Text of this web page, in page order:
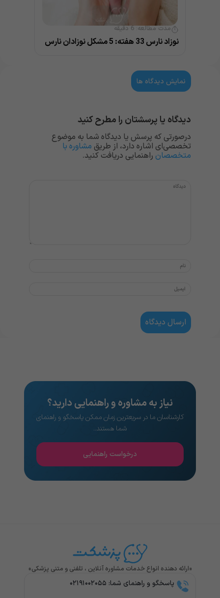
مدت مطالعه:6 دقیقه
نوزاد نارس 33 هفته: 5 مشکل نوزادان نارس
نمایش دیدگاه ها
دیدگاه یا پرسشتان را مطرح کنید
درصورتی که پرسش یا دیدگاه شما به موضوع
تخصصی‌ای اشاره دارد، از طریق مشاوره با
متخصصان راهنمایی دریافت کنید.
نیاز به مشاوره و راهنمایی دارید؟
کارشناسان ما در سریعترین زمان ممکن پاسخگو و راهنمای
شما هستند..
درخواست راهنمایی
«ارائه دهنده انواع خدمات مشاوره آنلاین ، تلفنی و متنی پزشکی»
پاسخگو و راهنمای شما: ۰۲۱۹۱۰۰۲۰۵۵